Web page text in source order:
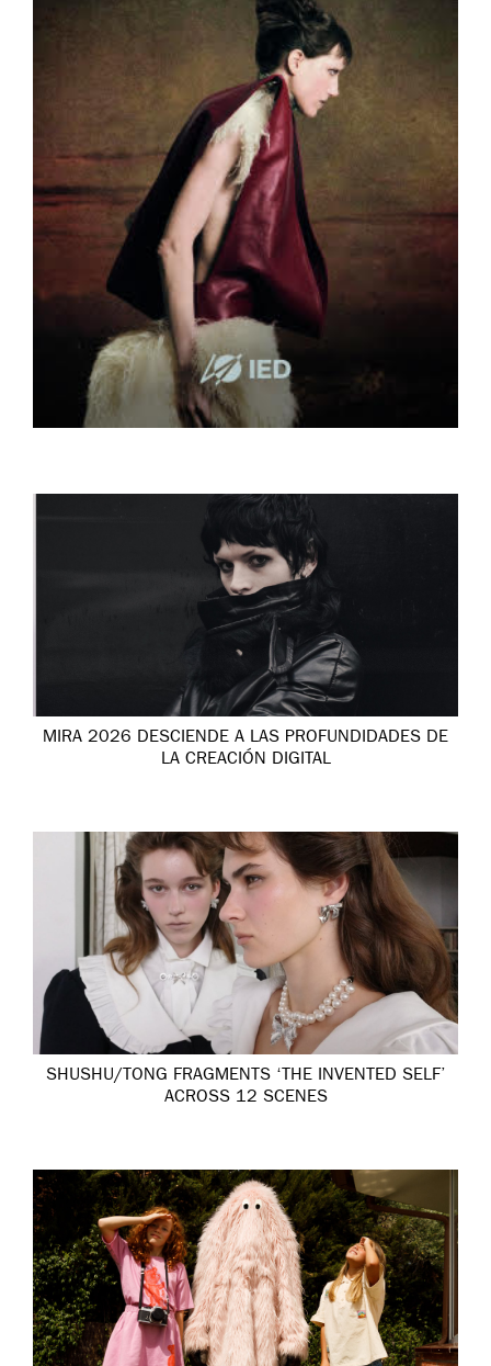
MIRA 2026 DESCIENDE A LAS PROFUNDIDADES DE
LA CREACIÓN DIGITAL
SHUSHU/TONG FRAGMENTS ‘THE INVENTED SELF’
ACROSS 12 SCENES